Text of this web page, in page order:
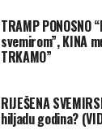
TRAMP
svemirom”, KINA
TRKAMO”
RIJEŠENA
hiljadu godina?